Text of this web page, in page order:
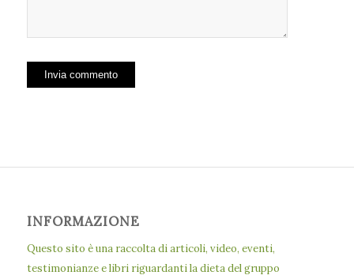
INFORMAZIONE
Questo sito è una raccolta di articoli, video, eventi,
testimonianze e libri riguardanti la dieta del gruppo